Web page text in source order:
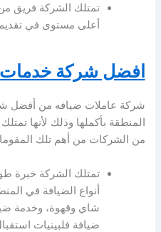
تمتلك الشركة فريق
أعلى مستوى في تقديم
افضل شركة
شركة عاملات ضيافه من أفضل
المنطقة بأكملها وذلك لأنها
من الشركات من أهم تلك
تمتلك الشركة خبرة
أنواع الضيافة في
شاي وقهوة، وخدمة
ضيافة فلبينيات